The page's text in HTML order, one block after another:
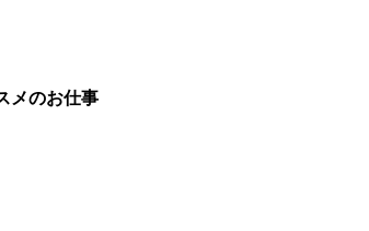
メのお仕事